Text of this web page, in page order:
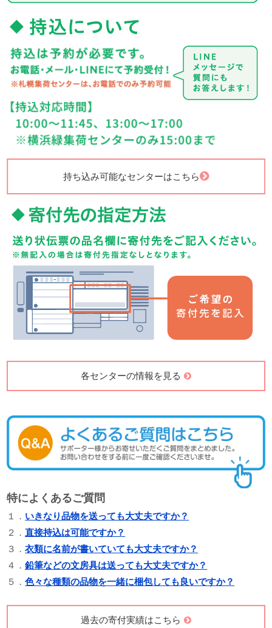
持ち込み可能なセンターはこちら
各センターの情報を見る
特によくあるご質問
１． いきなり品物を送っても大丈夫ですか？
２．直接持込は可能ですか？
３．衣類に名前が書いていても大丈夫ですか？
４．鉛筆などの文房具は送っても大丈夫ですか？
５．色々な種類の品物を一緒に梱包しても良いですか？
過去の寄付実績はこちら